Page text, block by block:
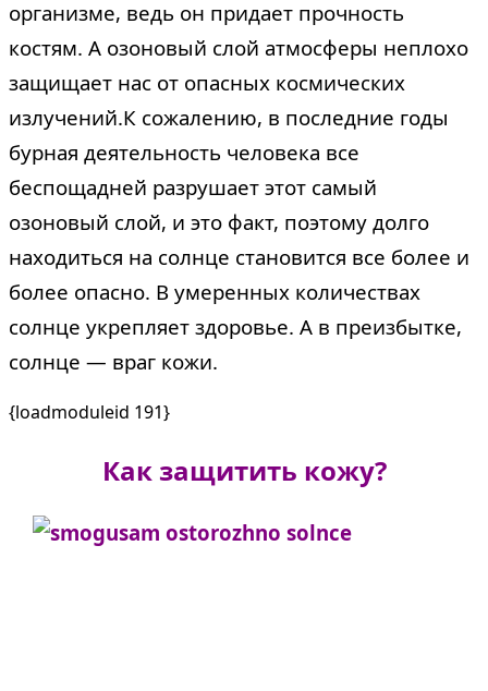
организме, ведь он придает прочность
костям. А озоновый слой атмосферы неплохо
защищает нас от опасных космических
излучений.К сожалению, в последние годы
бурная деятельность человека все
беспощадней разрушает этот самый
озоновый слой, и это факт, поэтому долго
находиться на солнце становится все более и
более опасно. В умеренных количествах
солнце укрепляет здоровье. А в преизбытке,
солнце — враг кожи.
{loadmoduleid 191}
Как защитить кожу?